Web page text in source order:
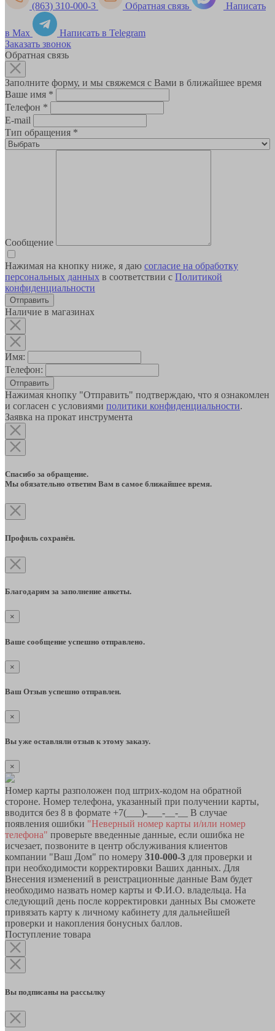
(863) 310-000-3 Обратная связь Написать
в Max
Написать в Telegram
Заказать звонок
Обратная связь
Заполните форму, и мы свяжемся с Вами в ближайшее время
Ваше имя *
Телефон *
E-mail
Тип обращения *
Сообщение
Нажимая на кнопку ниже, я даю согласие на обработку
персональных данных в соответствии с Политикой
конфиденциальности
Наличие в магазинах
Имя:
Телефон:
Отправить
Нажимая кнопку "Отправить" подтверждаю, что я ознакомлен
и согласен с условиями политики конфиденциальности.
Заявка на прокат инструмента
Спасибо за обращение.
Мы обязательно ответим Вам в самое ближайшее время.
Профиль сохранён.
Благодарим за заполнение анкеты.
×
Ваше сообщение успешно отправлено.
×
Ваш Отзыв успешно отправлен.
×
Вы уже оставляли отзыв к этому заказу.
×
Номер карты разположен под штрих-кодом на обратной
стороне. Номер телефона, указанный при получении карты,
вводится без 8 в формате +7(___)-___-__-__ В случае
появления ошибки "Неверный номер карты и/или номер
телефона" проверьте введенные данные, если ошибка не
исчезает, позвоните в центр обслуживания клиентов
компании "Ваш Дом" по номеру 310-000-3 для проверки и
при необходимости корректировки Ваших данных. Для
Внесения изменений в реистрационные данные Вам будет
необходимо назвать номер карты и Ф.И.О. владельца. На
следующий день после корректировки данных Вы сможете
привязать карту к личному кабинету для дальнейшей
проверки и накопления бонусных баллов.
Поступление товара
Вы подписаны на рассылку